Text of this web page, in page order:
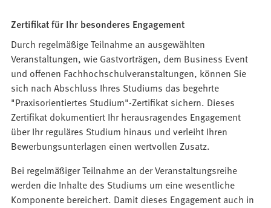
Zertifikat für Ihr besonderes Engagement
Durch regelmäßige Teilnahme an ausgewählten
Veranstaltungen, wie Gastvorträgen, dem Business Event
und offenen Fachhochschulveranstaltungen, können Sie
sich nach Abschluss Ihres Studiums das begehrte
"Praxisorientiertes Studium"-Zertifikat sichern. Dieses
Zertifikat dokumentiert Ihr herausragendes Engagement
über Ihr reguläres Studium hinaus und verleiht Ihren
Bewerbungsunterlagen einen wertvollen Zusatz.
Bei regelmäßiger Teilnahme an der Veranstaltungsreihe
werden die Inhalte des Studiums um eine wesentliche
Komponente bereichert. Damit dieses Engagement auch in